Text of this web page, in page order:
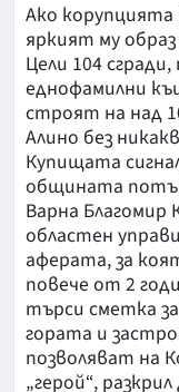
Ако корупцията
яркият му
Цели 104
еднофамилни
строят на над
Алино без
Купищата
общината
Варна
областен
аферата, за
повече от 2
търси сметка
гората и
позволяват на
„герой“,